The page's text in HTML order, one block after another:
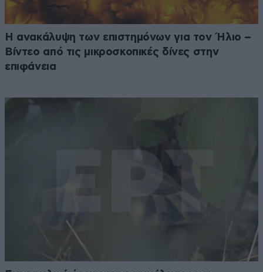
Η ανακάλυψη των επιστημόνων για τον Ήλιο –
Βίντεο από τις μικροσκοπικές δίνες στην
επιφάνεια